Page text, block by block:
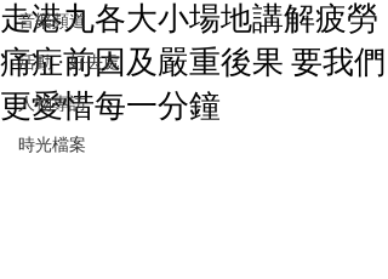
音樂頻道
活動・好去處
人物專訪
時光檔案
走港九各大小場地講解疲勞
痛症前因及嚴重後果 要我們
更愛惜每一分鐘